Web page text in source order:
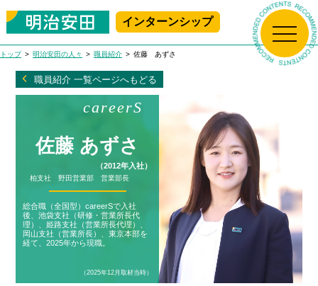
インターンシップ
新規プレエントリー マイページログイン
トップ
生保の学校 Top
はじめて学ぶ！
生命保険ビジネス基礎講座
MEIJIYASUDA インターンシップ 2025
明治安田について
社長メッセージ
会社概要
明治安田の人々
明治安田の人々 Top
職員紹介
採用情報
採用情報 Top
トップ 明治安田の人々 職員紹介 佐藤 あずさ
職員紹介 一覧ページへもどる
careerS
佐藤 あずさ
（2012年入社）
柏支社 野田営業部 営業部長
総合職（全国型）careerSで入社
後、池袋支社（研修・営業所長代
理）、姫路支社（営業所長代理）、
岡山支社（営業所長）、東京本部を
経て、2025年から現職。
（2025年12月取材当時）